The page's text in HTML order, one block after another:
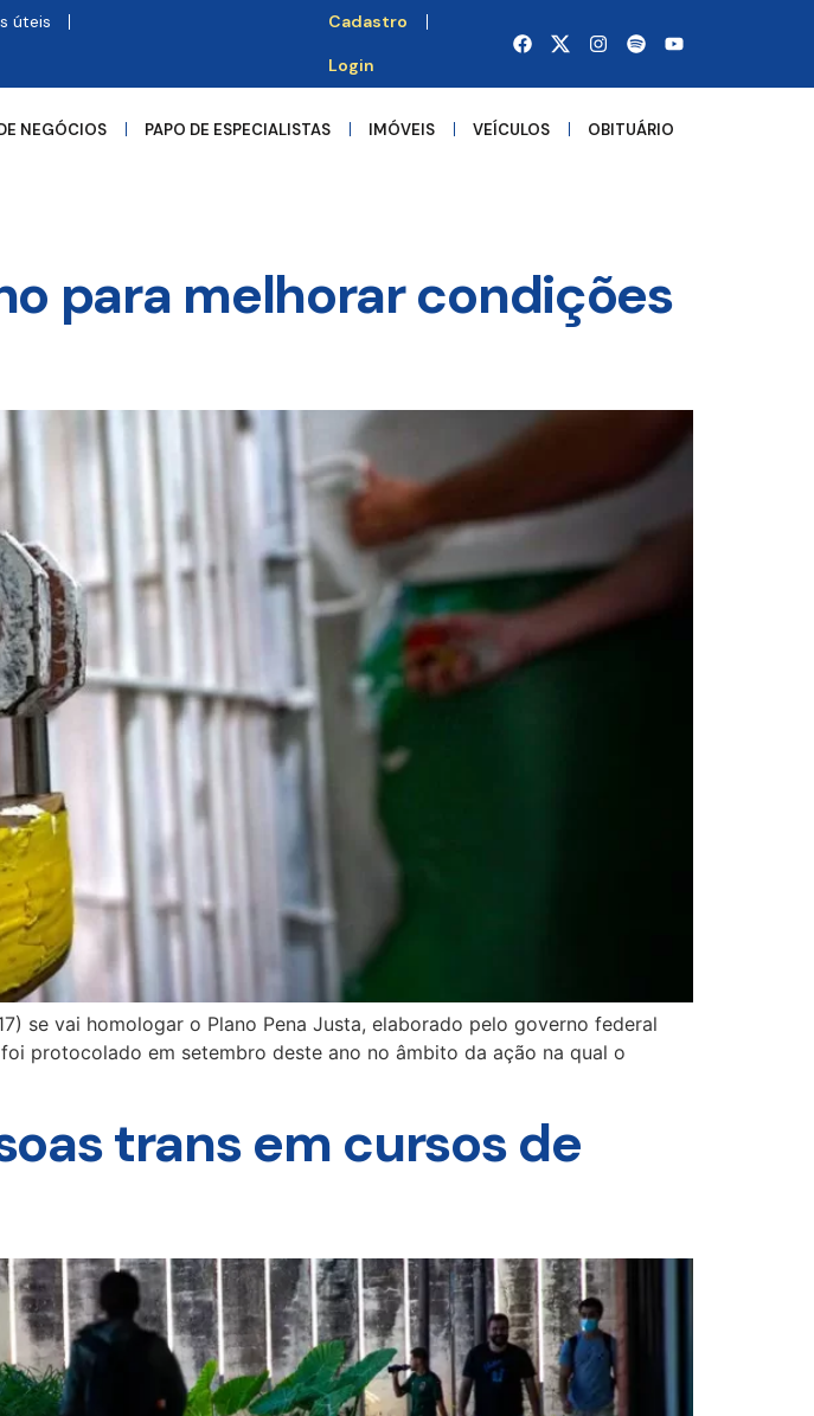
úteis Cadastro
Login
NEGÓCIOS PAPO DE ESPECIALISTAS IMÓVEIS VEÍCULOS OBITUÁRIO
para melhorar condições
se vai homologar o Plano Pena Justa, elaborado pelo governo federal
protocolado em setembro deste ano no âmbito da ação na qual o
trans em cursos de